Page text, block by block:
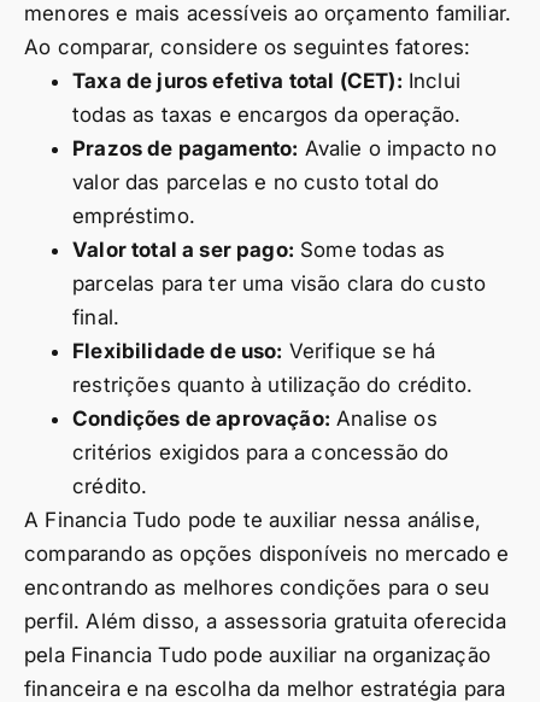
menores e mais acessíveis ao orçamento familiar.
Ao comparar, considere os seguintes fatores:
Taxa de juros efetiva total (CET): Inclui
todas as taxas e encargos da operação.
Prazos de pagamento: Avalie o impacto no
valor das parcelas e no custo total do
empréstimo.
Valor total a ser pago: Some todas as
parcelas para ter uma visão clara do custo
final.
Flexibilidade de uso: Verifique se há
restrições quanto à utilização do crédito.
Condições de aprovação: Analise os
critérios exigidos para a concessão do
crédito.
A Financia Tudo pode te auxiliar nessa análise,
comparando as opções disponíveis no mercado e
encontrando as melhores condições para o seu
perfil. Além disso, a assessoria gratuita oferecida
pela Financia Tudo pode auxiliar na organização
financeira e na escolha da melhor estratégia para